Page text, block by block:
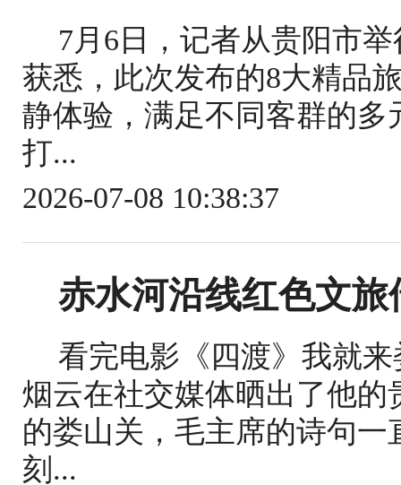
7月6日，记者从贵阳市
获悉，此次发布的8大精品
静体验，满足不同客群的
打...
2026-07-08 10:38:37
赤水河沿线红色文旅
看完电影《四渡》我就
烟云在社交媒体晒出了他
的娄山关，毛主席的诗句
刻...